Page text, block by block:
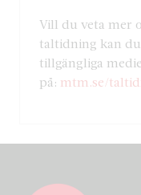
Vill du veta mer
taltidning kan
tillgängliga
på: mtm.se/